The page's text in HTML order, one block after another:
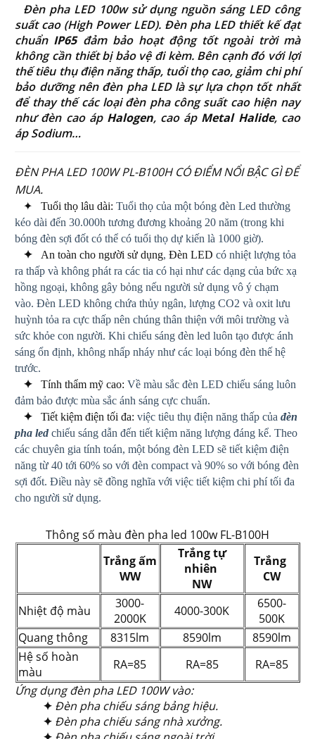
Đèn pha LED 100w sử dụng nguồn sáng LED công
suất cao (High Power LED). Đèn pha LED thiết kế đạt
chuẩn IP65 đảm bảo hoạt động tốt ngoài trời mà
không cần thiết bị bảo vệ đi kèm. Bên cạnh đó với lợi
thế tiêu thụ điện năng thấp, tuổi thọ cao, giảm chi phí
bảo dưỡng nên đèn pha LED là sự lựa chọn tốt nhất
để thay thế các loại đèn pha công suất cao hiện nay
như đèn cao áp Halogen, cao áp Metal Halide, cao
áp Sodium…
ĐÈN PHA LED 100W PL-B100H CÓ ĐIỂM NỔI BẬC GÌ ĐỂ
MUA.
✦ Tuổi thọ lâu dài: Tuổi thọ của một bóng đèn Led thường
kéo dài đến 30.000h tương đương khoảng 20 năm (trong khi
bóng đèn sợi đốt có thể có tuổi thọ dự kiến là 1000 giờ).
✦An toàn cho người sử dụng,Đèn LED có nhiệt lượng tỏa
ra thấp và không phát ra các tia có hại như các dạng của bức xạ
hồng ngoại, không gây bỏng nếu người sử dụng vô ý chạm
vào. Đèn LED không chứa thủy ngân, lượng CO2 và oxit lưu
huỳnh tỏa ra cực thấp nên chúng thân thiện với môi trường và
sức khỏe con người. Khi chiếu sáng đèn led luôn tạo được ánh
sáng ổn định, không nhấp nháy như các loại bóng đèn thế hệ
trước.
✦Tính thẩm mỹ cao: Về màu sắc đèn LED chiếu sáng luôn
đảm bảo được mùa sắc ánh sáng cực chuẩn.
✦Tiết kiệm điện tối đa: việc tiêu thụ điện năng thấp củađèn
pha ledchiếu sáng dẫn đến tiết kiệm năng lượng đáng kể. Theo
các chuyên gia tính toán, một bóng đèn LED sẽ tiết kiệm điện
năng từ 40 tới 60% so với đèn compact và 90% so với bóng đèn
sợi đốt. Điều này sẽ đồng nghĩa với việc tiết kiệm chi phí tối đa
cho người sử dụng.
Thông số màu đèn pha led 100w FL-B100H
Trắng ấm
WW
Trắng tự
nhiên
NW
Trắng
CW
Nhiệt độ màu
3000-
2000K
4000-300K
6500-
500K
Quang thông
8315lm 8590lm
8590lm
Hệ số hoàn
màu
RA=85 RA=85
RA=85
Ứng dụng đèn pha LED 100W vào:
✦ Đèn pha chiếu sáng bảng hiệu.
✦ Đèn pha chiếu sáng nhà xưởng.